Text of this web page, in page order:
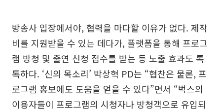
방송사 입장에서야, 협력을 마다할 이유가 없다. 제작
비를 지원받을 수 있는 데다가, 플랫폼을 통해 프로그
램 방청 및 출연 신청 접수를 받는 등 노출 효과도 톡
톡하다. ‘신의 목소리’ 박상혁 PD는 “협찬은 물론, 프
로그램 홍보에도 도움을 얻을 수 있다”면서 “벅스의
이용자들이 프로그램의 시청자나 방청객으로 유입되